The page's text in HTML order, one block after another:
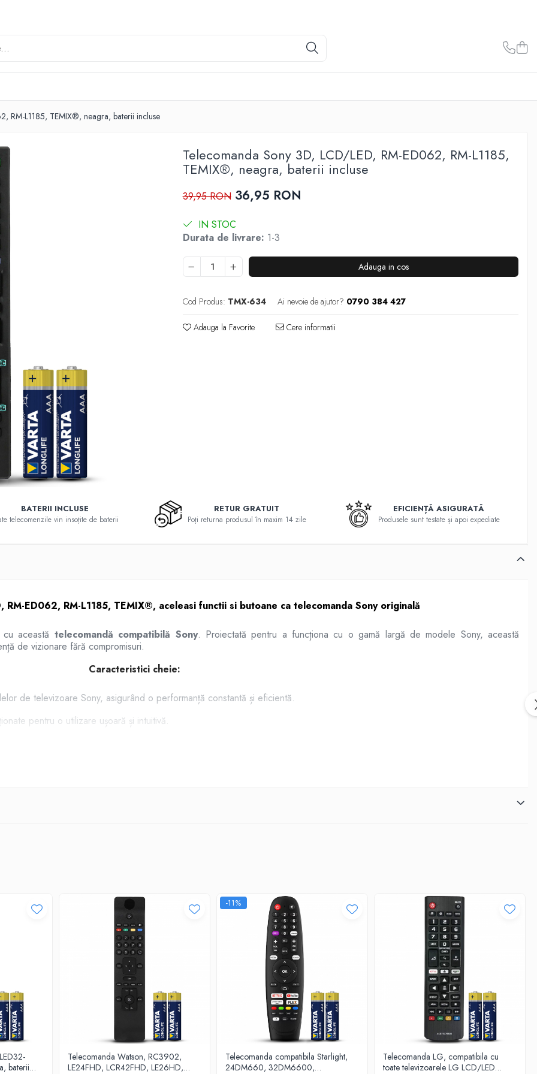
RM-L1185, TEMIX®, neagra, baterii incluse
Telecomanda Sony 3D, LCD/LED, RM-ED062, RM-L1185,
TEMIX®, neagra, baterii incluse
39,95 RON 36,95 RON
IN STOC
Durata de livrare: 1-3
Adauga in cos
Cod Produs: TMX-634 Ai nevoie de ajutor? 0790 384 427
Adauga la Favorite Cere informatii
BATERII INCLUSE
telecomenzile vin insoțite de baterii
RETUR GRATUIT
Poți returna produsul în maxim 14 zile
EFICIENȚĂ ASIGURATĂ
Produsele sunt testate și apoi expediate
RM-ED062, RM-L1185, TEMIX®, aceleasi functii si butoane ca telecomanda Sony originală
această telecomandă compatibilă Sony. Proiectată pentru a funcționa cu o gamă largă de modele Sony, această
de vizionare fără compromisuri.
Caracteristici cheie:
de televizoare Sony, asigurând o performanță constantă și eficientă.
pentru o utilizare ușoară și intuitivă.
Nu mai căuta!
avantajele unei telecomenzi de calitate la un preț competitiv. Comandă acum și îmbunătățește experiența de vizionare a
baterii
Telecomanda Watson, RC3902,
LE24FHD, LCR42FHD, LE26HD,
-11%
Telecomanda compatibila Starlight,
24DM660, 32DM6600,
Telecomanda LG, compatibila cu
toate televizoarele LG LCD/LED